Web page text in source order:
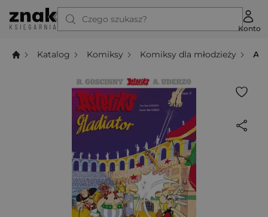
Czego szukasz?
Konto
Katalog Komiksy Komiksy dla młodzieży